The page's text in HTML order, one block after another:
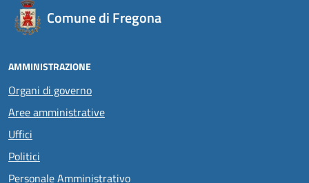
Comune di Fregona
AMMINISTRAZIONE
Organi di governo
Aree amministrative
Uffici
Politici
Personale Amministrativo